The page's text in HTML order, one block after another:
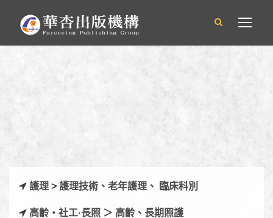
護理 > 護理技術 、 老年護理 、 臨床科別
高齡‧社工·長照 ＞ 高齡 、 長期照護